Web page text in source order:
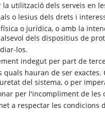
utilització dels serveis en
o lesius dels drets i
o jurídica, o amb la
dels dispositius de
los.
indegut per part de
hauran de ser
del sistema, o per
per l'incompliment de les
a respectar les